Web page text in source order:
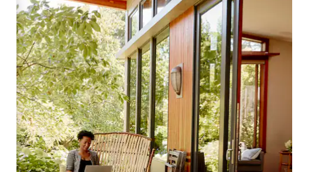
atas dan bawah atau teroka dengan sentuhan atau gerak leret.